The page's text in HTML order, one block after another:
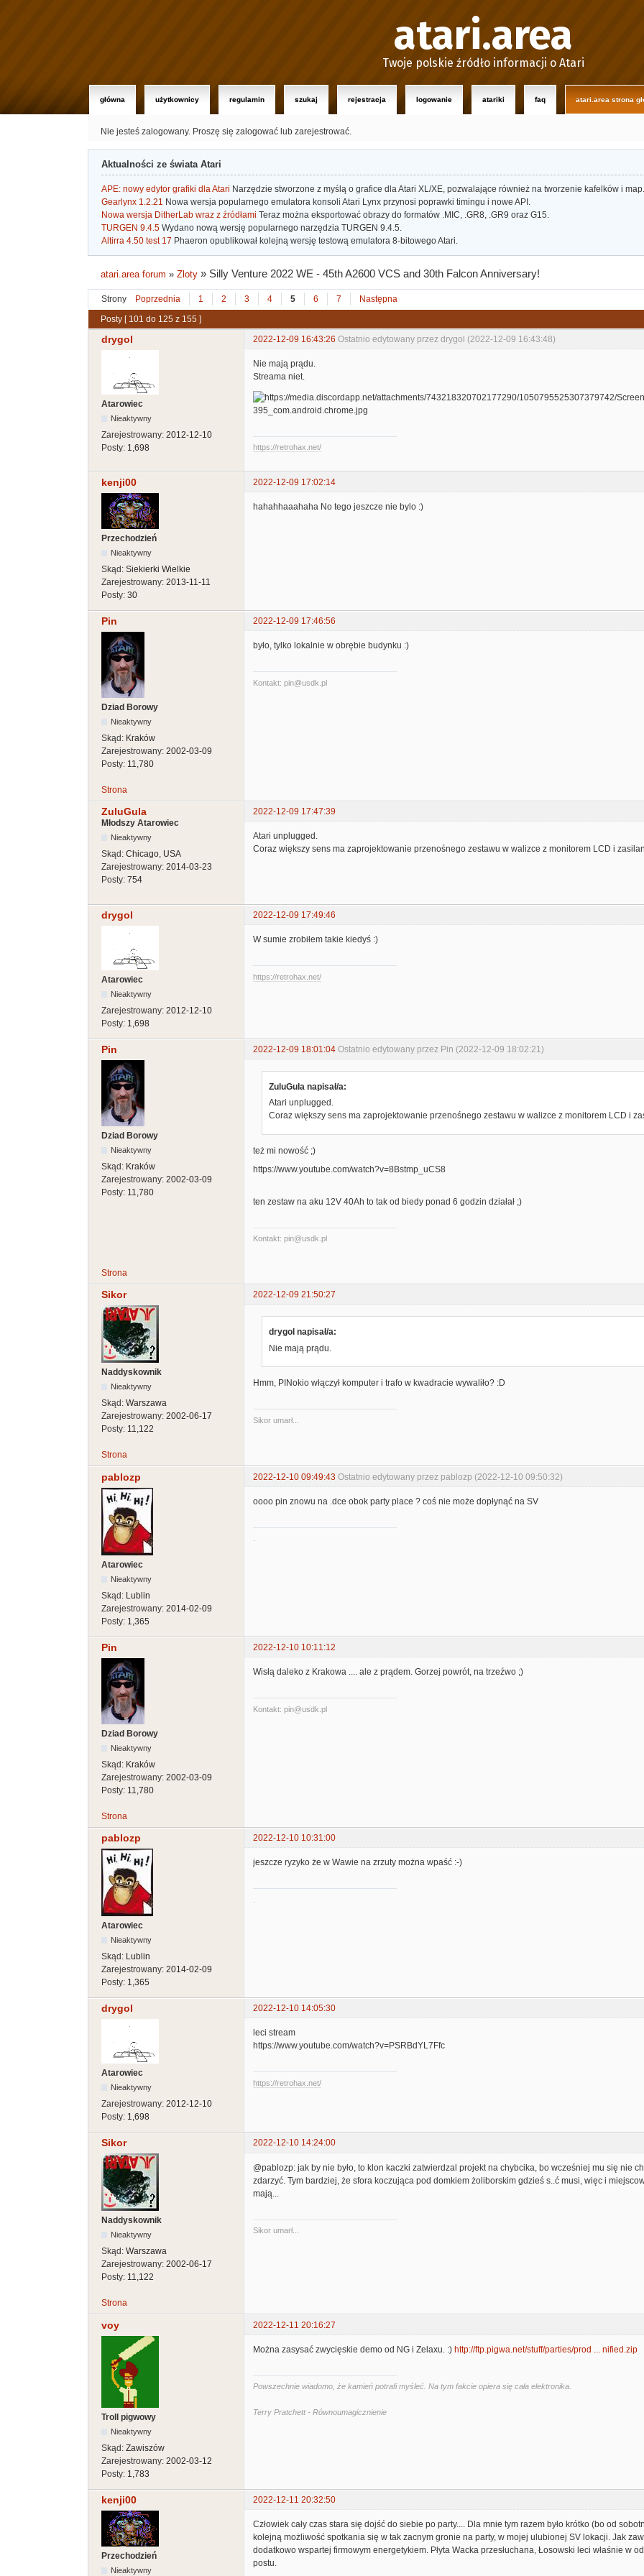
atari.area
Twoje polskie źródło informacji o Atari
główna użytkownicy regulamin szukaj rejestracja logowanie atariki faq atari.area strona
Nie jesteś zalogowany. Proszę się zalogować lub zarejestrować.
Aktualności ze świata Atari
APE: nowy edytor grafiki dla Atari Narzędzie stworzone z myślą o grafice dla Atari XL/XE, pozwalające również na tworzenie kafelków i map.
Gearlynx 1.2.21 Nowa wersja popularnego emulatora konsoli Atari Lynx przynosi poprawki timingu i nowe API.
Nowa wersja DitherLab wraz z źródłami Teraz można eksportować obrazy do formatów .MIC, .GR8, .GR9 oraz G15.
TURGEN 9.4.5 Wydano nową wersję popularnego narzędzia TURGEN 9.4.5.
Altirra 4.50 test 17 Phaeron opublikował kolejną wersję testową emulatora 8-bitowego Atari.
atari.area forum »Zloty » Silly Venture 2022 WE - 45th A2600 VCS and 30th Falcon Anniversary!
Strony Poprzednia 1 2 3 4 5 6 7 Następna
Posty [ 101 do 125 z 155 ]
drygol 2022-12-09 16:43:26 Ostatnio edytowany przez drygol (2022-12-09 16:43:48)
Atarowiec
Nieaktywny
Zarejestrowany: 2012-12-10
Posty: 1,698
Nie mają prądu.
Streama niet.
https://retrohax.net/
kenji00 2022-12-09 17:02:14
Przechodzień
Nieaktywny
Skąd: Siekierki Wielkie
Zarejestrowany: 2013-11-11
Posty: 30
hahahhaaahaha No tego jeszcze nie bylo :)
Pin 2022-12-09 17:46:56
Dziad Borowy
Nieaktywny
Skąd: Kraków
Zarejestrowany: 2002-03-09
Posty: 11,780
było, tylko lokalnie w obrębie budynku :)
Kontakt: pin@usdk.pl
Strona
ZuluGula
2022-12-09 17:47:39
Młodszy Atarowiec
Nieaktywny
Skąd: Chicago, USA
Zarejestrowany: 2014-03-23
Posty: 754
Atari unplugged.
Coraz większy sens ma zaprojektowanie przenośnego zestawu w walizce z monitorem LCD i
drygol 2022-12-09 17:49:46
Atarowiec
Nieaktywny
Zarejestrowany: 2012-12-10
Posty: 1,698
W sumie zrobiłem takie kiedyś :)
https://retrohax.net/
Pin 2022-12-09 18:01:04 Ostatnio edytowany przez Pin (2022-12-09 18:02:21)
Dziad Borowy
Nieaktywny
Skąd: Kraków
Zarejestrowany: 2002-03-09
Posty: 11,780
ZuluGula napisał/a:
Atari unplugged.
Coraz większy sens ma zaprojektowanie przenośnego zestawu w walizce z monitorem LCD i
też mi nowość ;)
https://www.youtube.com/watch?v=8Bstmp_uCS8
ten zestaw na aku 12V 40Ah to tak od biedy ponad 6 godzin działał ;)
Kontakt: pin@usdk.pl
Strona
Sikor 2022-12-09 21:50:27
Naddyskownik
Nieaktywny
Skąd: Warszawa
Zarejestrowany: 2002-06-17
Posty: 11,122
drygol napisał/a:
Nie mają prądu.
Hmm, PINokio włączył komputer i trafo w kwadracie wywaliło? :D
Sikor umarł...
Strona
pablozp 2022-12-10 09:49:43 Ostatnio edytowany przez pablozp (2022-12-10 09:50:32)
Atarowiec
Nieaktywny
Skąd: Lublin
Zarejestrowany: 2014-02-09
Posty: 1,365
oooo pin znowu na .dce obok party place ? coś nie może dopłynąć na SV
.
Pin 2022-12-10 10:11:12
Dziad Borowy
Nieaktywny
Skąd: Kraków
Zarejestrowany: 2002-03-09
Posty: 11,780
Wisłą daleko z Krakowa .... ale z prądem. Gorzej powrót, na trzeźwo ;)
Kontakt: pin@usdk.pl
Strona
pablozp 2022-12-10 10:31:00
Atarowiec
Nieaktywny
Skąd: Lublin
Zarejestrowany: 2014-02-09
Posty: 1,365
jeszcze ryzyko że w Wawie na zrzuty można wpaść :-)
drygol 2022-12-10 14:05:30
Atarowiec
Nieaktywny
Zarejestrowany: 2012-12-10
Posty: 1,698
leci stream
https://www.youtube.com/watch?v=PSRBdYL7Ffc
https://retrohax.net/
Sikor 2022-12-10 14:24:00
Naddyskownik
Nieaktywny
Skąd: Warszawa
Zarejestrowany: 2002-06-17
Posty: 11,122
@pablozp: jak by nie było, to klon kaczki zatwierdzal projekt na chybcika, bo wcześniej mu się nie
zdarzyć. Tym bardziej, że sfora koczująca pod domkiem żoliborskim gdzieś s..ć musi, więc i
mają...
Sikor umarł...
Strona
voy 2022-12-11 20:16:27
Troll pigwowy
Nieaktywny
Skąd: Zawiszów
Zarejestrowany: 2002-03-12
Posty: 1,783
Można zasysać zwycięskie demo od NG i Zelaxu. :) http://ftp.pigwa.net/stuff/parties/prod ... nified.zip
Powszechnie wiadomo, że kamień potrafi myśleć. Na tym fakcie opiera się cała elektronika.
Terry Pratchett - Równoumagicznienie
kenji00 2022-12-11 20:32:50
Przechodzień
Nieaktywny
Człowiek cały czas stara się dojść do siebie po party.... Dla mnie tym razem było krótko (bo od
kolejną możliwość spotkania się w tak zacnym gronie na party, w mojej ulubionej SV lokacji. Jak
dodatkowo wspartej firmowym energetykiem. Płyta Wacka przesłuchana, Łosowski leci właśnie w
postu.